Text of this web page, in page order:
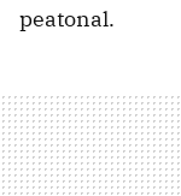
peatonal.